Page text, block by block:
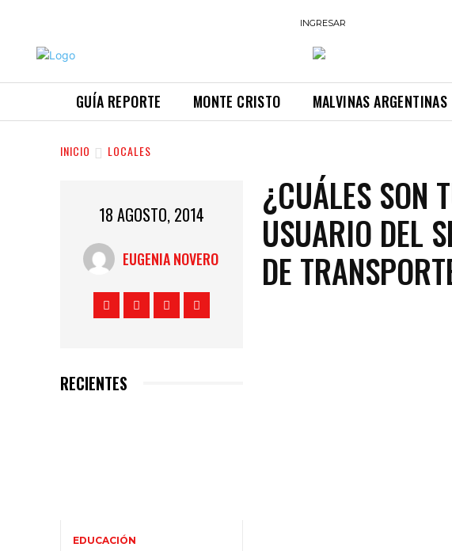
INGRESAR
GUÍA REPORTE MONTE CRISTO MALVINAS ARGENTINAS
INICIO LOCALES
18 AGOSTO, 2014
EUGENIA NOVERO
RECIENTES
EDUCACIÓN
¿CUÁLES SON
USUARIO DEL
DE